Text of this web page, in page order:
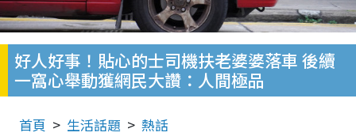
好人好事！貼心的士司機扶老婆婆落車 後續
一窩心舉動獲網民大讚：人間極品
首頁 生活話題 熱話